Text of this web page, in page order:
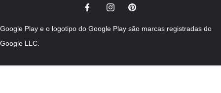
Google Play e o logotipo do Google Play são marcas registradas do
Google LLC.